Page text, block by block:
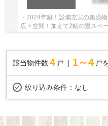
・2024年築！設備充実の築浅
広々空間！加えて2帖の畳スペ
該当物件数 4 戸 1～4 戸
絞り込み条件： なし